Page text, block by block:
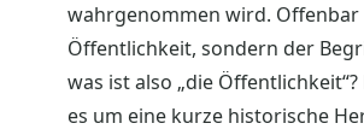
wahrgenommen wird.
Öffentlichkeit, sondern der
was ist also „die
es um eine kurze historische